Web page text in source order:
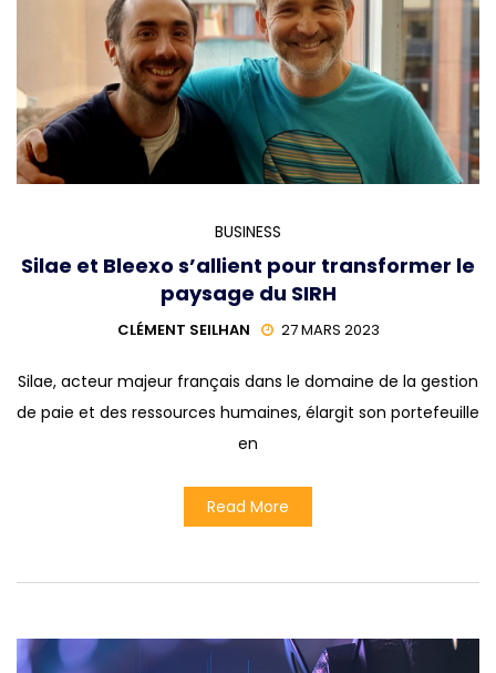
BUSINESS
Silae et Bleexo s’allient pour transformer le
paysage du SIRH
CLÉMENT SEILHAN 27 MARS 2023
Silae, acteur majeur français dans le domaine de la gestion
de paie et des ressources humaines, élargit son portefeuille
en
Read More